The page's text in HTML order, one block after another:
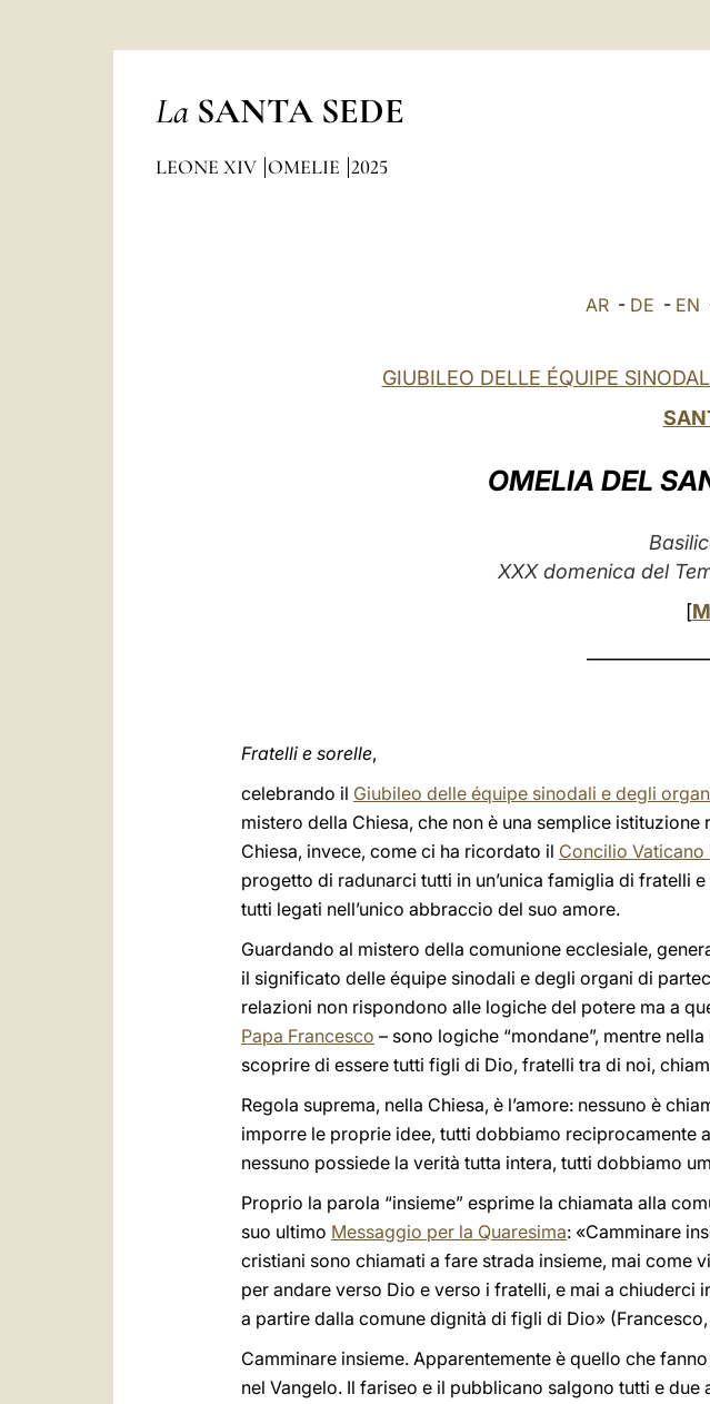
La SANTA SEDE
LEONE XIV OMELIE 2025
AR - DE - EN
GIUBILEO DELLE ÉQUIPE
OMELIA DEL
XXX domenica del
[
Fratelli e sorelle,
celebrando il Giubileo delle équipe sinodali e degli
mistero della Chiesa, che non è una semplice
Chiesa, invece, come ci ha ricordato il Concilio Vaticano
progetto di radunarci tutti in un’unica famiglia di fratelli
tutti legati nell’unico abbraccio del suo amore.
Guardando al mistero della comunione ecclesiale,
il significato delle équipe sinodali e degli organi di
relazioni non rispondono alle logiche del potere ma a
Papa Francesco – sono logiche “mondane”, mentre
scoprire di essere tutti figli di Dio, fratelli tra di noi,
Regola suprema, nella Chiesa, è l’amore: nessuno è
imporre le proprie idee, tutti dobbiamo reciprocamente
nessuno possiede la verità tutta intera, tutti dobbiamo
Proprio la parola “insieme” esprime la chiamata alla
suo ultimo Messaggio per la Quaresima: «Camminare
cristiani sono chiamati a fare strada insieme, mai come
per andare verso Dio e verso i fratelli, e mai a chiuderci
a partire dalla comune dignità di figli di Dio» (Francesco,
Camminare insieme. Apparentemente è quello che
nel Vangelo. Il fariseo e il pubblicano salgono tutti e